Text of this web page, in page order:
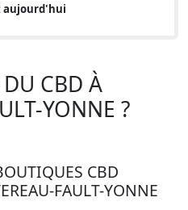
aujourd'hui
CBD À
YONNE ?
CBD
FAULT-YONNE